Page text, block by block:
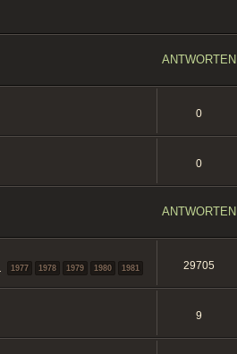
ANTWORTEN
0
0
ANTWORTEN
1977 1978 1979 1980 1981 29705
9